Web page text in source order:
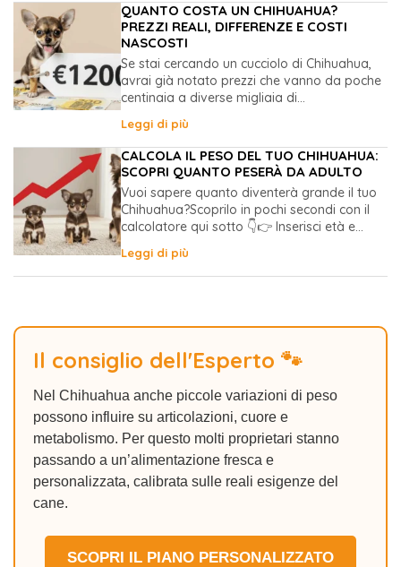
QUANTO COSTA UN CHIHUAHUA?
PREZZI REALI, DIFFERENZE E COSTI
NASCOSTI
Se stai cercando un cucciolo di Chihuahua,
avrai già notato prezzi che vanno da poche
centinaia a diverse migliaia di...
Leggi di più
CALCOLA IL PESO DEL TUO CHIHUAHUA:
SCOPRI QUANTO PESERÀ DA ADULTO
Vuoi sapere quanto diventerà grande il tuo
Chihuahua?Scoprilo in pochi secondi con il
calcolatore qui sotto 👇👉 Inserisci età e...
Leggi di più
Il consiglio dell'Esperto 🐾
Nel Chihuahua anche piccole variazioni di peso
possono influire su articolazioni, cuore e
metabolismo. Per questo molti proprietari stanno
passando a un’alimentazione fresca e
personalizzata, calibrata sulle reali esigenze del
cane.
SCOPRI IL PIANO PERSONALIZZATO